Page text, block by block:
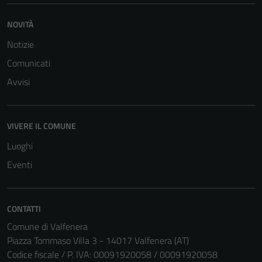
NOVITÀ
Notizie
Comunicati
Avvisi
VIVERE IL COMUNE
Luoghi
Eventi
CONTATTI
Comune di Valfenera
Piazza Tommaso Villa 3 - 14017 Valfenera (AT)
Codice fiscale / P. IVA: 00091920058 / 00091920058
funzionamento
non raccolgono